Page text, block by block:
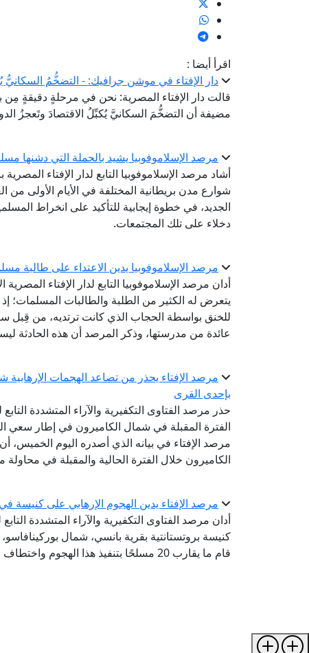
اقرأ أيضا :
دار الإفتاء في موشن جرافيك: - التضخُّمُ السكانيُّ
قالت دار الإفتاء المصرية: نحن في مرحلةٍ دقيقةٍ
مضيفة أن التضخُّمَ السكانيَّ يُكبِّلُ الاقتصادَ وتَعجزُ
مرصد الإسلاموفوبيا يشيد بالحملة التي دشنها
شوارع مدن بريطانية المختلفة في الأيام الأولى من
الجديد، في خطوة إيجابية للتأكيد على انخراط
دخلاء على تلك المجتمعات.
مرصد الإسلاموفوبيا يدين الاعتداء على طالبة
أدان مرصد الإسلاموفوبيا التابع لدار الإفتاء
يتعرض له الكثير من الطلبة والطالبات المسلمات؛
للخنق بواسطة الحجاب الذي كانت ترتديه، من قِبل
عائدة من مدرستها، وذكر المرصد أن هذه الحادثة
بإحدى القرى
حذر مرصد الفتاوى التكفيرية والآراء المتشددة
الفترة المقبلة في شمال الكاميرون في إطار سعي
مرصد الإفتاء في بيانه الذي أصدره اليوم
الكاميرون خلال الفترة الحالية والمقبلة في
مرصد الإفتاء يدين الهجوم الإرهابي على كنيسة
أدان مرصد الفتاوى التكفيرية والآراء المتشددة
قام ما يقارب 20 مسلحًا بتنفيذ هذا الهجوم واختطاف عدد آخر منهم.